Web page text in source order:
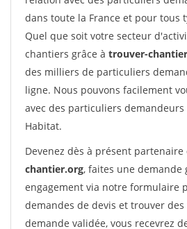
dans toute la France et pour tous
Quel que soit votre secteur
chantiers grâce à trouver-
des milliers de particuliers
ligne. Nous pouvons facilement
avec des particuliers
Habitat.
Devenez dès à présent partenaire
chantier.org, faites une demande
engagement via notre formulaire
demandes de devis et trouver
demande validée, vous recevrez